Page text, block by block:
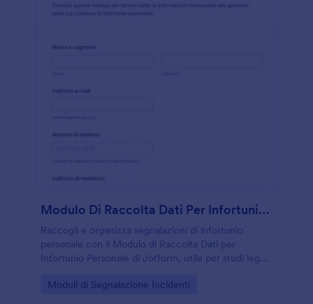
Modulo Di Raccolta Dati Per Infortunio Personale
Raccogli e organizza segnalazioni di infortunio
personale con il Modulo di Raccolta Dati per
Infortunio Personale di Jotform, utile per studi legali,
documentazione online.
Go to Category:
Moduli di Segnalazione Incidenti